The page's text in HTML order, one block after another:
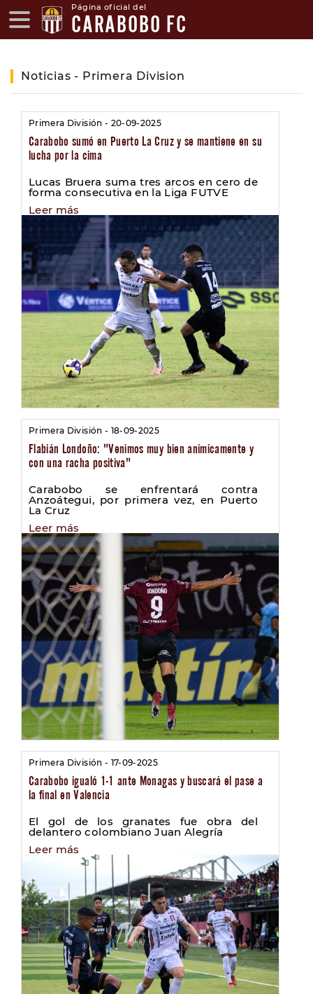
Página oficial del
CARABOBO FC
Noticias - Primera Division
Primera División - 20-09-2025
Carabobo sumó en Puerto La Cruz y se mantiene en su
lucha por la cima
Lucas Bruera suma tres arcos en cero de
forma consecutiva en la Liga FUTVE
Leer más
Primera División - 18-09-2025
Flabián Londoño: "Venimos muy bien anímicamente y
con una racha positiva"
Carabobo se enfrentará contra
Anzoátegui, por primera vez, en Puerto
La Cruz
Leer más
Primera División - 17-09-2025
Carabobo igualó 1-1 ante Monagas y buscará el pase a
la final en Valencia
El gol de los granates fue obra del
delantero colombiano Juan Alegría
Leer más